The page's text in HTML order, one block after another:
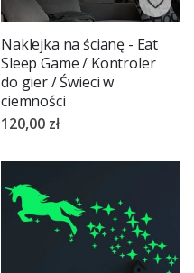
Naklejka na ścianę - Eat
Sleep Game / Kontroler
do gier / Świeci w
ciemności
120,00 zł